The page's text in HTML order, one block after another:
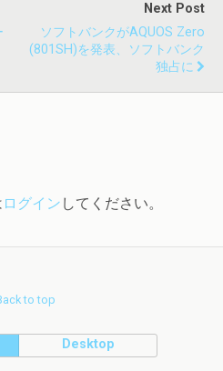
Next Post
ソフトバンクがAQUOS Zero
(801SH)を発表、ソフトバンク
独占に
ログイン してください。
to top
Desktop